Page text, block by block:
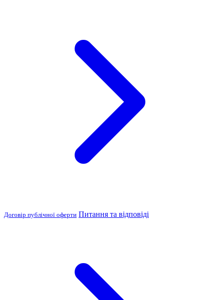
Договір публічної оферти Питання та відповіді